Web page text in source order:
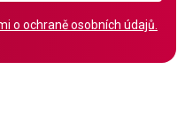
o ochraně osobních údajů.